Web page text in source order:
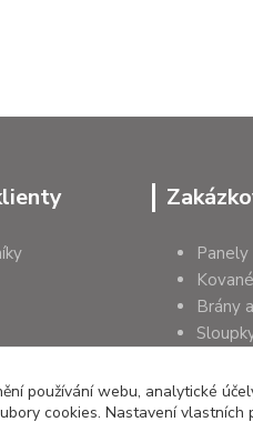
Brány
používání webu, analytické
cookies. Nastavení